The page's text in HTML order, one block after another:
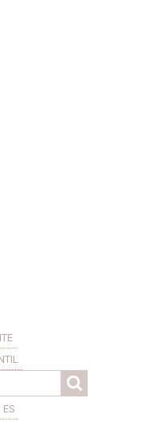
ES